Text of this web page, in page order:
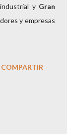
y Gran
y empresas
COMPARTIR